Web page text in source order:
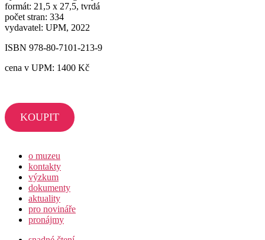
formát: 21,5 x 27,5, tvrdá
počet stran: 334
vydavatel: UPM, 2022
ISBN 978-80-7101-213-9
cena v UPM: 1400 Kč
KOUPIT
o muzeu
kontakty
výzkum
dokumenty
aktuality
pro novináře
pronájmy